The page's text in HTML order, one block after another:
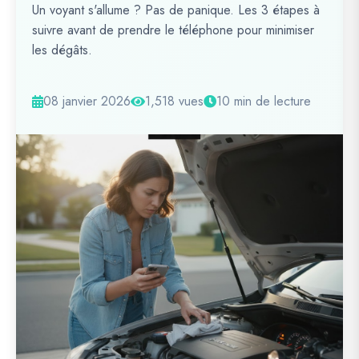
Un voyant s'allume ? Pas de panique. Les 3 étapes à
suivre avant de prendre le téléphone pour minimiser
les dégâts.
08 janvier 2026 1,518 vues 10 min de lecture